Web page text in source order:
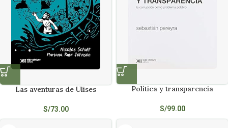
Las aventuras de Ulises
S/73.00
Política y transparencia
S/99.00